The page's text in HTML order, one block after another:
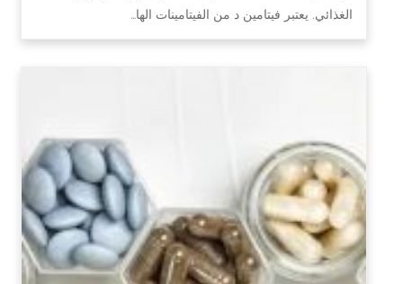
الغذائي. يعتبر فيتامين د من الفيتامينات الها…